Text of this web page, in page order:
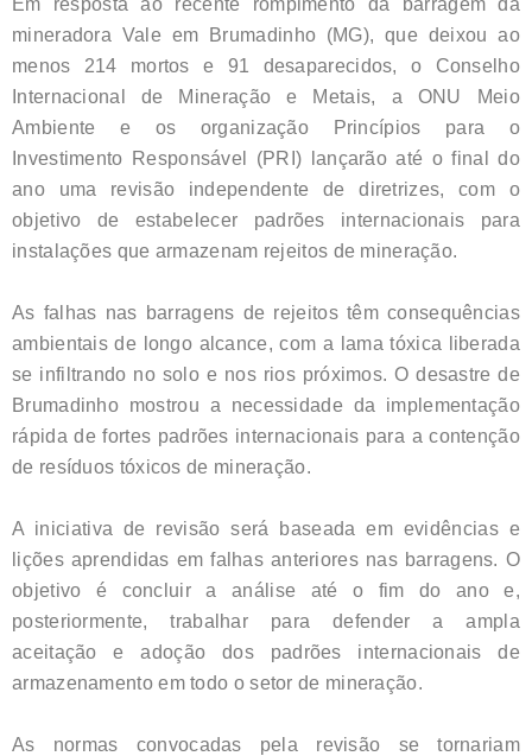
Em resposta ao recente rompimento da barragem da
mineradora Vale em Brumadinho (MG), que deixou ao
menos 214 mortos e 91 desaparecidos, o Conselho
Internacional de Mineração e Metais, a ONU Meio
Ambiente e os organização Princípios para o
Investimento Responsável (PRI) lançarão até o final do
ano uma revisão independente de diretrizes, com o
objetivo de estabelecer padrões internacionais para
instalações que armazenam rejeitos de mineração.
As falhas nas barragens de rejeitos têm consequências
ambientais de longo alcance, com a lama tóxica liberada
se infiltrando no solo e nos rios próximos. O desastre de
Brumadinho mostrou a necessidade da implementação
rápida de fortes padrões internacionais para a contenção
de resíduos tóxicos de mineração.
A iniciativa de revisão será baseada em evidências e
lições aprendidas em falhas anteriores nas barragens. O
objetivo é concluir a análise até o fim do ano e,
posteriormente, trabalhar para defender a ampla
aceitação e adoção dos padrões internacionais de
armazenamento em todo o setor de mineração.
As normas convocadas pela revisão se tornariam